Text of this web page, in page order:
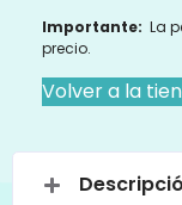
Importante: La
precio.
Volver a la